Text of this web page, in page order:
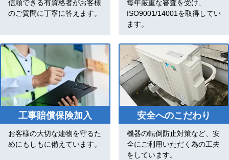
のご質問に丁寧に答えます。
ISO9001/14001を取得してい
ます。
工事賠償保険加入
お客様の大切な建物を守るた
めにもしもに備えています。
安全へのこだわり
機器の転倒防止対策など、安
全にご利用いただく為の工夫
をしています。